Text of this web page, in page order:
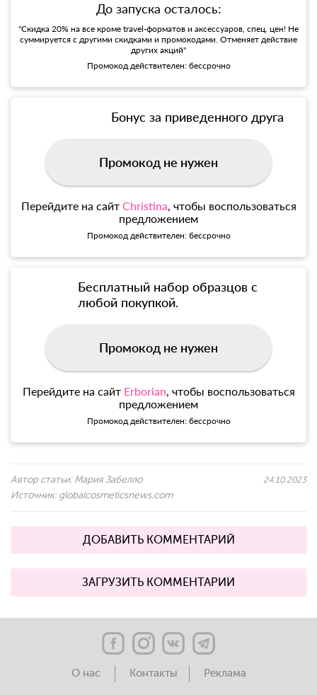
До запуска осталось:
"Скидка 20% на все кроме travel-форматов и аксессуаров, спец. цен! Не
суммируется с другими скидками и промокодами. Отменяет действие
других акций"
Промокод действителен: бессрочно
Бонус за приведенного друга
Промокод не нужен
Перейдите на сайт Christina, чтобы воспользоваться
предложением
Промокод действителен: бессрочно
Бесплатный набор образцов с
любой покупкой.
Промокод не нужен
Перейдите на сайт Erborian, чтобы воспользоваться
предложением
Промокод действителен: бессрочно
Автор статьи: Мария Забелло
Источник: globalcosmeticsnews.com
24.10.2023
ДОБАВИТЬ КОММЕНТАРИЙ
ЗАГРУЗИТЬ КОММЕНТАРИИ
О нас Контакты Реклама